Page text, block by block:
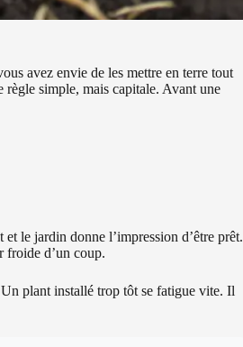
avez envie de les mettre en terre tout
règle simple, mais capitale. Avant une
le jardin donne l’impression d’être prêt.
froide d’un coup.
Un plant installé trop tôt se fatigue vite. Il